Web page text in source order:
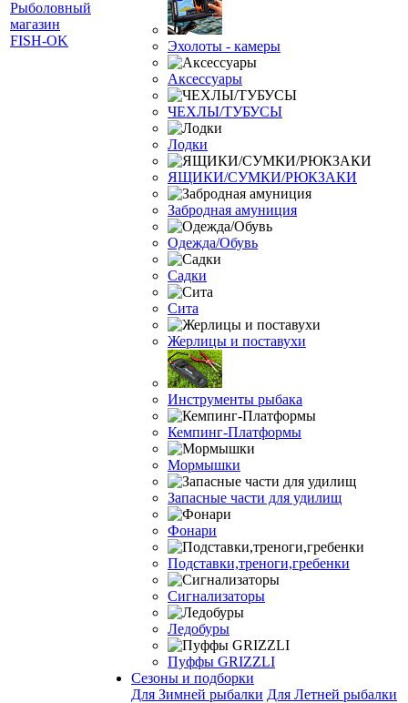
Эхолоты - камеры
Аксессуары
ЧЕХЛЫ/ТУБУСЫ
Лодки
ЯЩИКИ/СУМКИ/РЮКЗАКИ
Забродная амуниция
Одежда/Обувь
Садки
Сита
Жерлицы и поставухи
Инструменты рыбака
Кемпинг-Платформы
Мормышки
Запасные части для удилищ
Фонари
Подставки,треноги,гребенки
Сигнализаторы
Ледобуры
Пуффы GRIZZLI
Сезоны и подборки
Для Зимней рыбалки Для Летней рыбалки